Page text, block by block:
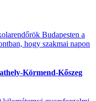
Budapesten a
hogy szakmai napon
Körmend-Kőszeg